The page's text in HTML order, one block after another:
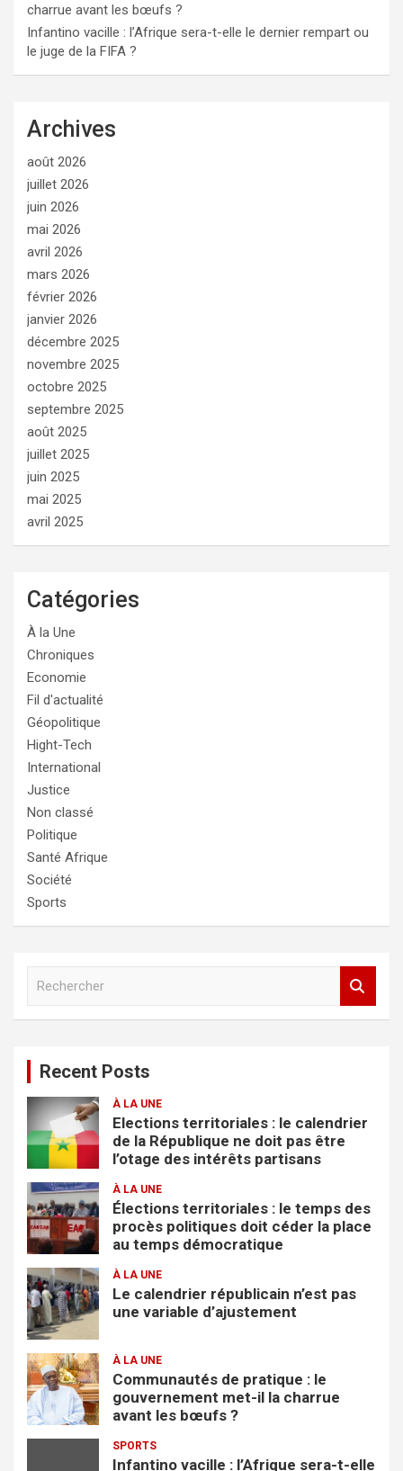
charrue avant les bœufs ?
Infantino vacille : l’Afrique sera-t-elle le dernier rempart ou
le juge de la FIFA ?
Archives
août 2026
juillet 2026
juin 2026
mai 2026
avril 2026
mars 2026
février 2026
janvier 2026
décembre 2025
novembre 2025
octobre 2025
septembre 2025
août 2025
juillet 2025
juin 2025
mai 2025
avril 2025
Catégories
À la Une
Chroniques
Economie
Fil d'actualité
Géopolitique
Hight-Tech
International
Justice
Non classé
Politique
Santé Afrique
Société
Sports
c
h
r
Recent Posts
À LA UNE
Elections territoriales : le calendrier
de la République ne doit pas être
l’otage des intérêts partisans
À LA UNE
Élections territoriales : le temps des
procès politiques doit céder la place
au temps démocratique
À LA UNE
Le calendrier républicain n’est pas
une variable d’ajustement
À LA UNE
Communautés de pratique : le
gouvernement met-il la charrue
avant les bœufs ?
SPORTS
Infantino vacille : l’Afrique sera-t-elle